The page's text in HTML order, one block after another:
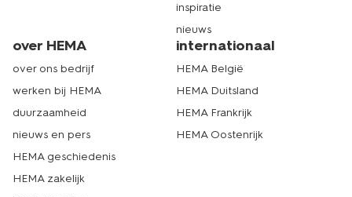
inspiratie
nieuws
over HEMA
over ons bedrijf
werken bij HEMA
duurzaamheid
nieuws en pers
HEMA geschiedenis
HEMA zakelijk
internationaal
HEMA België
HEMA Duitsland
HEMA Frankrijk
HEMA Oostenrijk